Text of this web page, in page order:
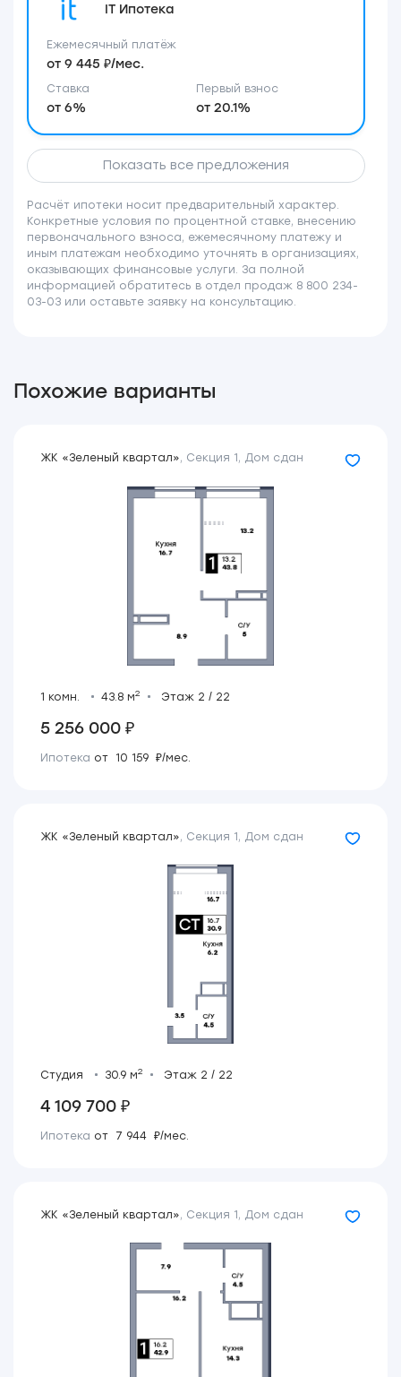
IT Ипотека
Ставка
от 6%
Первый взнос
от 20.1%
Ежемесячный платёж
от 9 445 ₽/мес.
Показать все предложения
Расчёт ипотеки носит предварительный характер.
Конкретные условия по процентной ставке, внесению
первоначального взноса, ежемесячному платежу и
иным платежам необходимо уточнять в организациях,
оказывающих финансовые услуги. За полной
информацией обратитесь в отдел продаж 8 800 234-
03-03 или оставьте заявку на консультацию.
Похожие варианты
ЖК «Зеленый квартал», Секция 1 , Дом сдан
1 комн. 43.8 м2 Этаж 2 / 22
5 256 000 ₽
Ипотека от 10 159 ₽/мес.
ЖК «Зеленый квартал», Секция 1, Дом сдан
Студия 30.9 м2 Этаж 2 / 22
4 109 700 ₽
Ипотека от 7 944 ₽/мес.
ЖК «Зеленый квартал», Секция 1, Дом сдан